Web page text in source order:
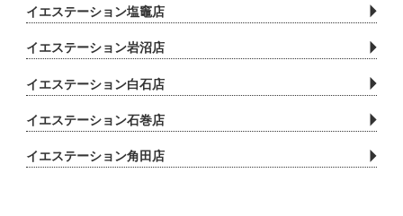
個人情報の取り扱い方法を改善いたします。
【個人情報に関する公表事項】
イエステーション（アドレス株式会社）
イエステーション塩竈店
イエステーション岩沼店
イエステーション白石店
イエステーション石巻店
イエステーション角田店